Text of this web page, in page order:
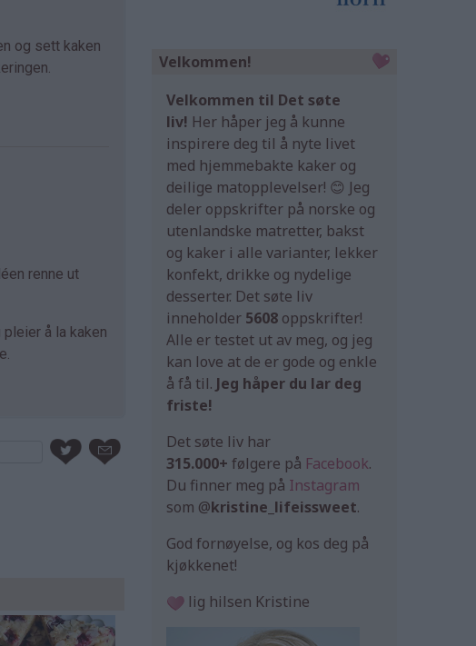
og sett kaken
renne ut
å la kaken
Velkommen!
Velkommen til Det søte
liv! Her håper jeg å kunne
inspirere deg til å nyte livet
med hjemmebakte kaker og
deilige matopplevelser! 😊 Jeg
deler oppskrifter på norske og
utenlandske matretter, bakst
og kaker i alle varianter, lekker
konfekt, drikke og nydelige
desserter. Det søte liv
inneholder 5608 oppskrifter!
Alle er testet ut av meg, og jeg
kan love at de er gode og enkle
å få til. Jeg håper du lar deg
friste!
Det søte liv har
315.000+ følgere på Facebook.
Du finner meg på Instagram
som @kristine_lifeissweet.
God fornøyelse, og kos deg på
kjøkkenet!
lig hilsen Kristine